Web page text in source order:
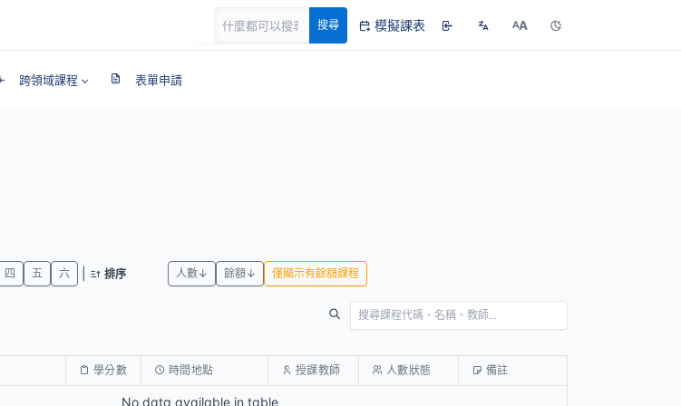
搜尋 模擬課表 AA
跨領域課程 表單申請
四 五 六 排序 人數↓ 餘額↓ 僅顯示有餘額課程
學分數 時間地點 授課教師 人數狀態 備註
No data available in table